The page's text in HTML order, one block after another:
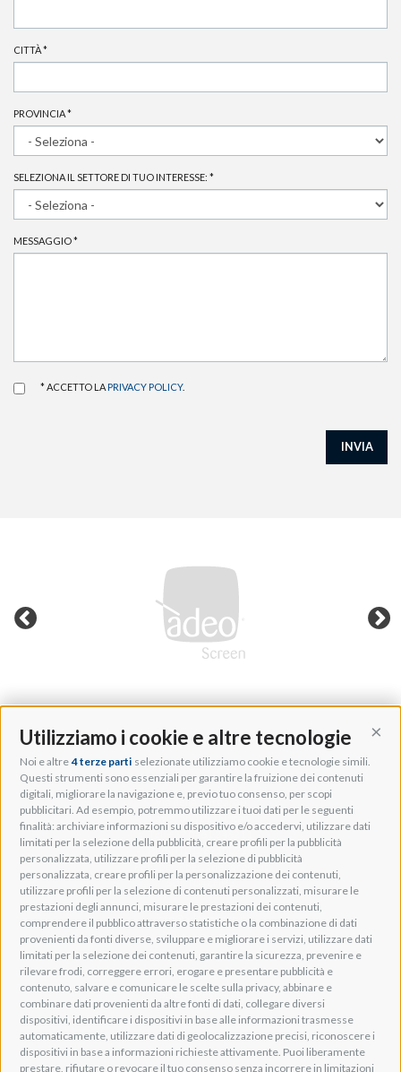
Utilizziamo i cookie e altre tecnologie
Noi e altre 4 terze parti selezionate utilizziamo cookie e tecnologie simili.
Questi strumenti sono essenziali per garantire la fruizione dei contenuti
digitali, migliorare la navigazione e, previo tuo consenso, per scopi
pubblicitari. Ad esempio, potremmo utilizzare i tuoi dati per le seguenti
finalità: archiviare informazioni su dispositivo e/o accedervi, utilizzare dati
limitati per la selezione della pubblicità, creare profili per la pubblicità
personalizzata, utilizzare profili per la selezione di pubblicità
personalizzata, creare profili per la personalizzazione dei contenuti,
utilizzare profili per la selezione di contenuti personalizzati, misurare le
prestazioni degli annunci, misurare le prestazioni dei contenuti,
comprendere il pubblico attraverso statistiche o la combinazione di dati
provenienti da fonti diverse, sviluppare e migliorare i servizi, utilizzare dati
limitati per la selezione dei contenuti, garantire la sicurezza, prevenire e
rilevare frodi, correggere errori, erogare e presentare pubblicità e
contenuto, salvare e comunicare le scelte sulla privacy, abbinare e
combinare dati provenienti da altre fonti di dati, collegare diversi
dispositivi, identificare i dispositivi in base alle informazioni trasmesse
automaticamente, utilizzare dati di geolocalizzazione precisi, riconoscere i
dispositivi in base a informazioni richieste attivamente. Puoi liberamente
prestare, rifiutare o revocare il tuo consenso senza incorrere in limitazioni
CITTÀ*
PROVINCIA*
SELEZIONA IL SETTORE DI TUO INTERESSE: *
MESSAGGIO*
* ACCETTO LA PRIVACY POLICY.
INVIA
Adeo Group S.r.l.
Via della Zarga, 50
Lavis, 38015 TN, Italy
Tel: +39 0461 248211
P.IVA: IT01262500224
PEC: pec@pec.adeogroup.it
SDI: T04ZHR3
info@adeogroup.it
Adeo ProAV
Adeo HomeAV
Adeo Screen
Screen Research
Adeum Cinema Suite